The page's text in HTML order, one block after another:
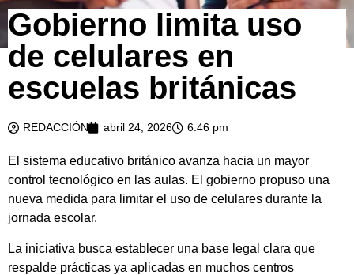
Gobierno limita uso
de celulares en
escuelas británicas
REDACCIÓN abril 24, 2026 6:46 pm
El sistema educativo británico avanza hacia un mayor
control tecnológico en las aulas. El gobierno propuso una
nueva medida para limitar el uso de celulares durante la
jornada escolar.
La iniciativa busca establecer una base legal clara que
respalde prácticas ya aplicadas en muchos centros